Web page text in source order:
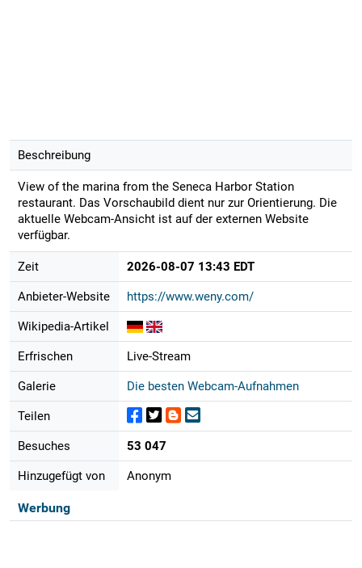
Beschreibung
View of the marina from the Seneca Harbor Station
restaurant. Das Vorschaubild dient nur zur Orientierung. Die
aktuelle Webcam-Ansicht ist auf der externen Website
verfügbar.
Zeit 2026-08-07 13:43 EDT
Anbieter-Website https://www.weny.com/
Wikipedia-Artikel
Erfrischen Live-Stream
Galerie Die besten Webcam-Aufnahmen
Teilen
Besuches 53 047
Hinzugefügt von Anonym
Werbung